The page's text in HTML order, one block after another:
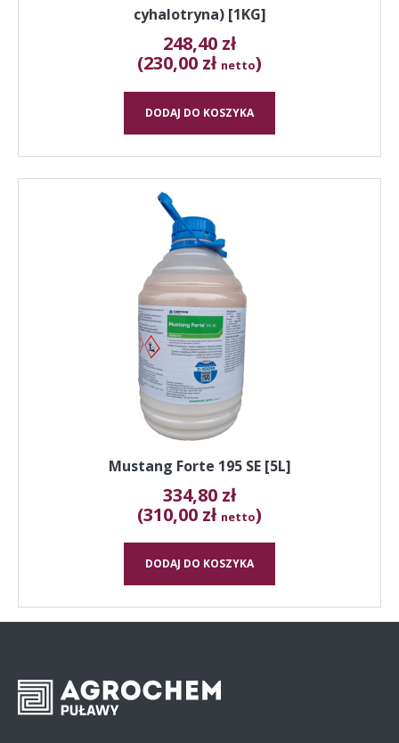
cyhalotryna) [1KG]
248,40 zł
(230,00 zł netto)
DODAJ DO KOSZYKA
Mustang Forte 195 SE [5L]
334,80 zł
(310,00 zł netto)
DODAJ DO KOSZYKA